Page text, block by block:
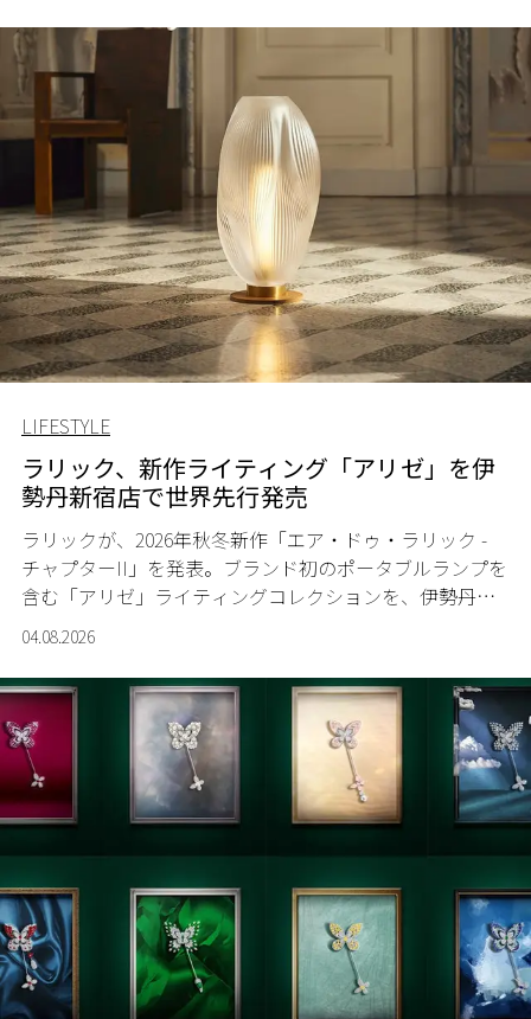
LIFESTYLE
ラリック、新作ライティング「アリゼ」を伊
勢丹新宿店で世界先行発売
ラリックが、2026年秋冬新作「エア・ドゥ・ラリック -
チャプターII」を発表。ブランド初のポータブルランプを
含む「アリゼ」ライティングコレクションを、伊勢丹新
宿店の期間限定ポップアップで世界に先駆けて発売す
る。
04.08.2026